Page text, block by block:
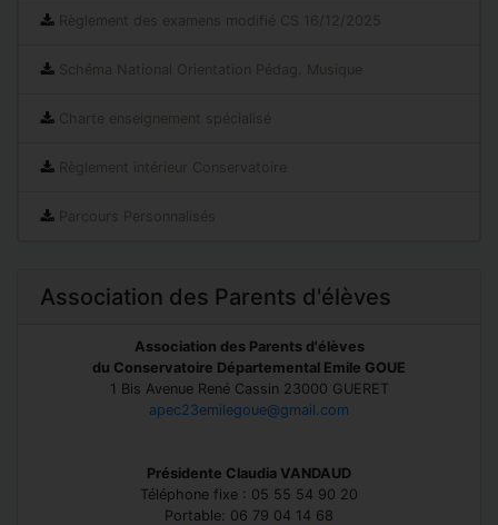
Règlement des examens modifié CS 16/12/2025
Schéma National Orientation Pédag. Musique
Charte enseignement spécialisé
Règlement intérieur Conservatoire
Parcours Personnalisés
Association des Parents d'élèves
Association des Parents d'élèves
du Conservatoire Départemental Emile GOUE
1 Bis Avenue René Cassin 23000 GUERET
apec23emilegoue@gmail.com
Présidente Claudia VANDAUD
Téléphone fixe : 05 55 54 90 20
Portable: 06 79 04 14 68